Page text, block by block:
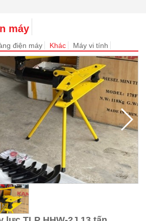
máy
điện máy Khác Máy vi tính